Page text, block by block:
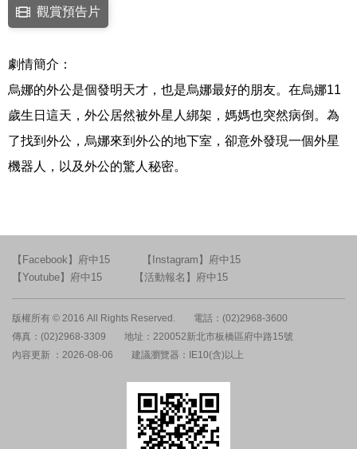
點擊下列連結開啟視窗後，可使用鍵盤Tab鍵移至影片中央播放鍵，再
連結至Youtube網站觀看此影片(開新視窗)
觀賞預告片
劇情簡介：
烏娜的外公是個發明天才，也是烏娜最好的朋友。在烏娜11
歲生日這天，外公居然被外星人綁架，媽媽也突然病倒。為
了找到外公，烏娜來到外公的地下室，卻意外發現一個外星
機器人，以及外公的驚人秘密。
【Facebook】府中15
【Instagram】府中15
【Youtube】府中15
【活動報名】府中15
版權所有 © 2016 All Rights Reserved.
電話：(02)2968-3600
傳真：(02)2968-3309
地址：220052新北市板橋區府中路15號
內容更新 ：2026-08-06
建議瀏覽器：IE10(含)以上